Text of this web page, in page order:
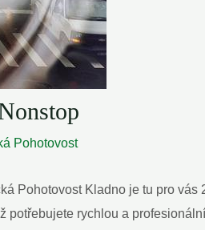
Pohotovost
Pohotovost Kladno je tu pro
rychlou a